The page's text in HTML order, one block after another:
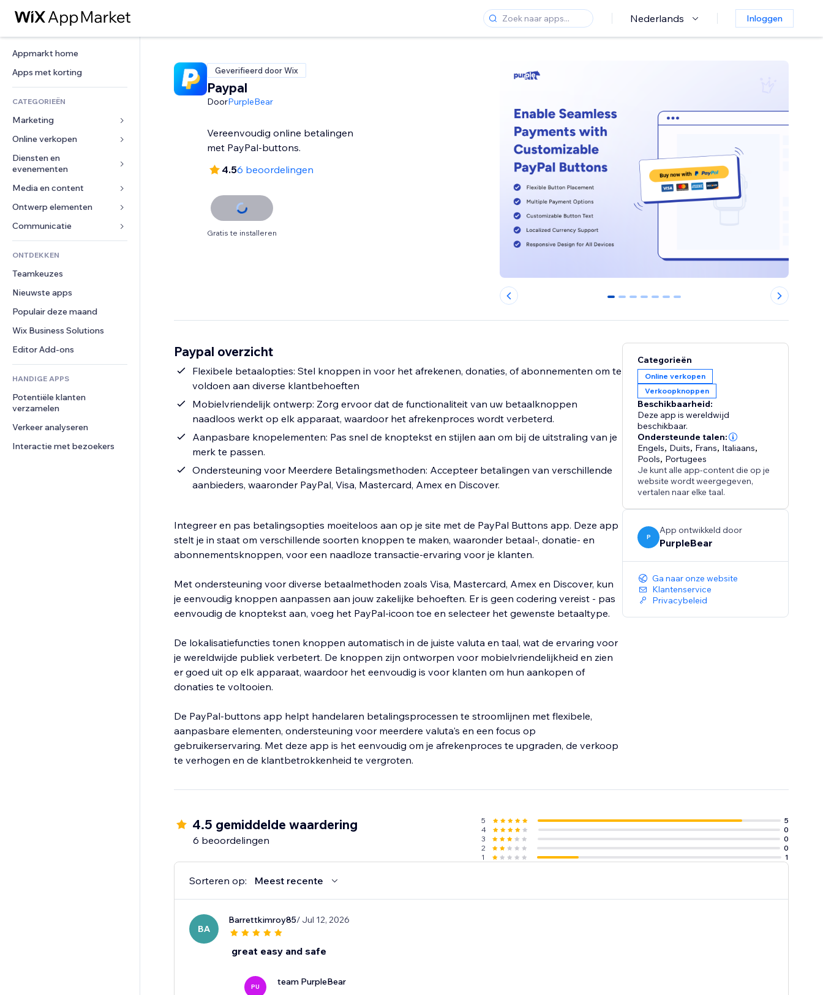
Nederlands Inloggen
Appmarkt home
Apps met korting
CATEGORIEËN
Marketing
Advertenties
Mobiel
Analytics
Social media
SEO
Betrokkenheid
Websitevermeldingen
E-mail
Conversie
Online verkopen
Apps voor webshops
Verzending en levering
Verkoopknoppen
Online cursussen
Print on demand
Boekhouding
Coupons en loyaliteit
Opslagoplossingen
Dropshipping
Prijzen en abonnementen
Crowdfunding
Eten en drinken
Diensten en
evenementen
Hotels
Evenementen
Restaurants
Vastgoed
Boekingen
Media en content
Galerij
Muziek
Podcasts
Fotografie
Video
PDF
Bestanden delen
Nieuws
Ontwerp elementen
Kaarten en navigatie
Privacy en beveiliging
Ontime
Pagina templates
Afbeeldingseffecten
Knoppen en menu's
Banners en badges
Rekenmachines
Zoeken
Weer
Grafieken en tabellen
Formulieren
Enquêtes
Chat
Opmerkingen
Telefoonnummer
Community
Beoordelingen en testimonials
CRM
ONTDEKKEN
Teamkeuzes
Nieuwste apps
Populair deze maand
Wix Business Solutions
Editor Add-ons
HANDIGE APPS
Potentiële klanten
verzamelen
Verkeer analyseren
Interactie met bezoekers
Geverifieerd door Wix
Paypal
DoorPurpleBear
Vereenvoudig online betalingen
met PayPal-buttons.
4.56 beoordelingen
Gratis te installeren
0 1 2 3 4 5 6
Paypal overzicht
Flexibele betaalopties: Stel knoppen in voor het afrekenen, donaties, of abonnementen om te
voldoen aan diverse klantbehoeften
Mobielvriendelijk ontwerp: Zorg ervoor dat de functionaliteit van uw betaalknoppen
naadloos werkt op elk apparaat, waardoor het afrekenproces wordt verbeterd.
Aanpasbare knopelementen: Pas snel de knoptekst en stijlen aan om bij de uitstraling van je
merk te passen.
Ondersteuning voor Meerdere Betalingsmethoden: Accepteer betalingen van verschillende
aanbieders, waaronder PayPal, Visa, Mastercard, Amex en Discover.
Integreer en pas betalingsopties moeiteloos aan op je site met de PayPal Buttons app. Deze app
stelt je in staat om verschillende soorten knoppen te maken, waaronder betaal-, donatie- en
abonnementsknoppen, voor een naadloze transactie-ervaring voor je klanten.
Met ondersteuning voor diverse betaalmethoden zoals Visa, Mastercard, Amex en Discover, kun
je eenvoudig knoppen aanpassen aan jouw zakelijke behoeften. Er is geen codering vereist - pas
eenvoudig de knoptekst aan, voeg het PayPal-icoon toe en selecteer het gewenste betaaltype.
De lokalisatiefuncties tonen knoppen automatisch in de juiste valuta en taal, wat de ervaring voor
je wereldwijde publiek verbetert. De knoppen zijn ontworpen voor mobielvriendelijkheid en zien
er goed uit op elk apparaat, waardoor het eenvoudig is voor klanten om hun aankopen of
donaties te voltooien.
De PayPal-buttons app helpt handelaren betalingsprocessen te stroomlijnen met flexibele,
aanpasbare elementen, ondersteuning voor meerdere valuta's en een focus op
gebruikerservaring. Met deze app is het eenvoudig om je afrekenproces te upgraden, de verkoop
te verhogen en de klantbetrokkenheid te vergroten.
Categorieën
Online verkopen
Verkoopknoppen
Beschikbaarheid:
Deze app is wereldwijd
beschikbaar.
Ondersteunde talen:
Engels, Duits, Frans, Italiaans,
Pools, Portugees
Je kunt alle app-content die op je
website wordt weergegeven,
vertalen naar elke taal.
P
App ontwikkeld door
PurpleBear
Ga naar onze website
Klantenservice
Privacybeleid
4.5 gemiddelde waardering
6 beoordelingen
5
5
4
0
3
0
2
0
1
1
Sorteren op: Meest recente
BA
Barrettkimroy85/ Jul 12, 2026
great easy and safe
PU team PurpleBear